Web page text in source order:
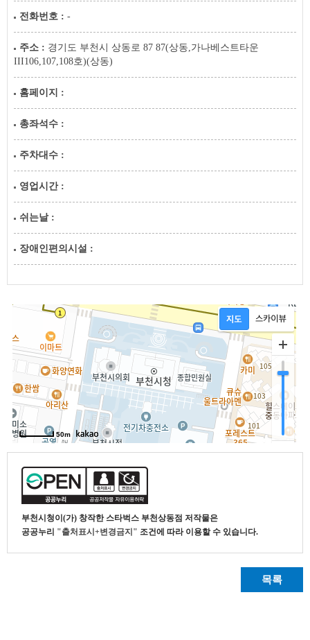
전화번호 : -
주소 : 경기도 부천시 상동로 87 87(상동,가나베스트타운
III106,107,108호)(상동)
홈페이지 :
총좌석수 :
주차대수 :
영업시간 :
쉬는날 :
장애인편의시설 :
부천시청이(가) 창작한스타벅스 부천상동점 저작물은
공공누리 "출처표시+변경금지" 조건에 따라 이용할 수 있습니다.
목록